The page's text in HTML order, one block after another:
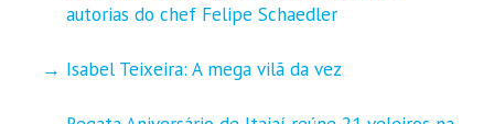
autorias do chef Felipe Schaedler
Isabel Teixeira: A mega vilã da vez